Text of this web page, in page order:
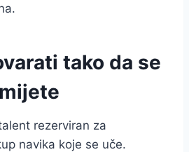
tako da se
rezerviran za
navika koje se uče.